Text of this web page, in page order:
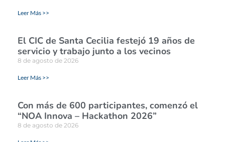
Leer Más >>
El CIC de Santa Cecilia festejó 19 años de
servicio y trabajo junto a los vecinos
8 de agosto de 2026
Leer Más >>
Con más de 600 participantes, comenzó el
“NOA Innova – Hackathon 2026”
8 de agosto de 2026